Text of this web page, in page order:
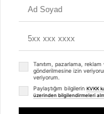
© 2008 -
Whatsapp
Tanıtım, pazarlama,
gönderilmesine izin
veriyorum.
Paylaştığım bilgilerin KVKK
üzerinden bilgilendirmeleri